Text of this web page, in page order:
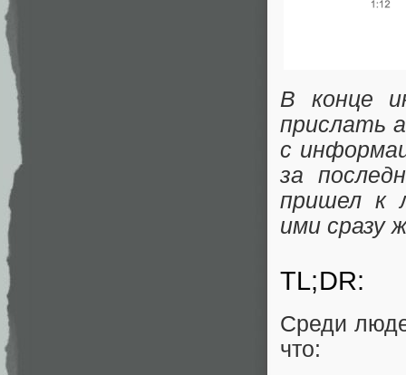
В конце
прислать
с
за
пришел к
ими сразу
TL;DR:
Среди
что: